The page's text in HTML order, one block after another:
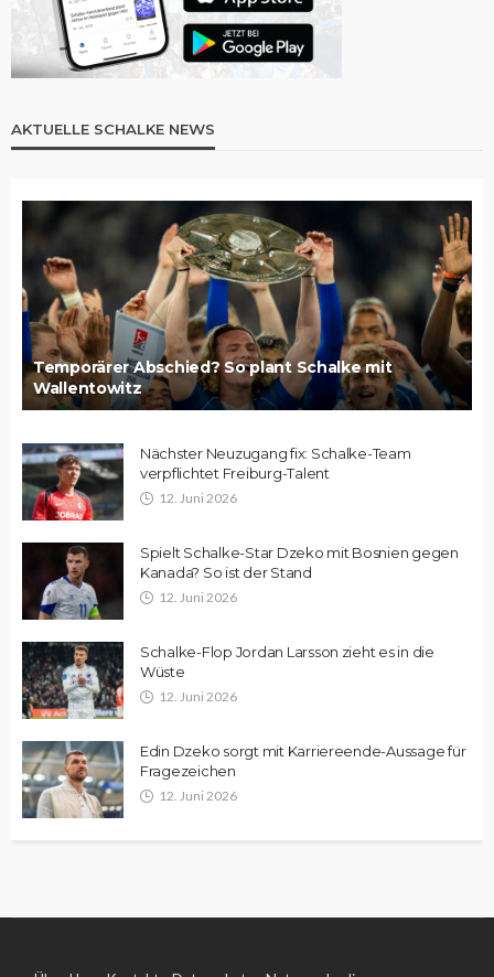
AKTUELLE SCHALKE NEWS
Temporärer Abschied? So plant Schalke mit
Wallentowitz
Nächster Neuzugang fix: Schalke-Team
verpflichtet Freiburg-Talent
12. Juni 2026
Spielt Schalke-Star Dzeko mit Bosnien gegen
Kanada? So ist der Stand
12. Juni 2026
Schalke-Flop Jordan Larsson zieht es in die
Wüste
12. Juni 2026
Edin Dzeko sorgt mit Karriereende-Aussage für
Fragezeichen
12. Juni 2026